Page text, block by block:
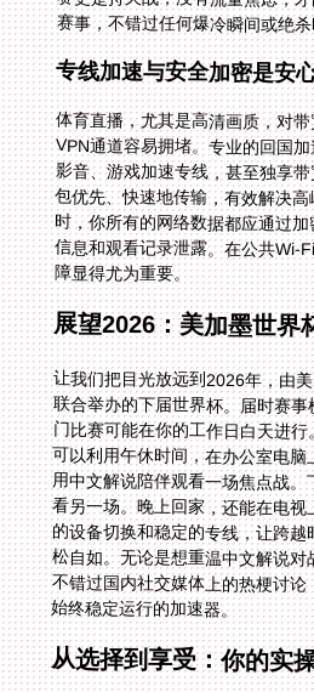
赛事，不错过任何爆冷瞬间或绝
专线加速与安全加密是安
体育直播，尤其是高清画质，对
VPN通道容易拥堵。专业的回国加
影音、游戏加速专线，甚至独享带
包优先、快速地传输，有效解决
时，你所有的网络数据都应通过加
信息和观看记录泄露。在公共Wi-
障显得尤为重要。
展望2026：美加墨世界
让我们把目光放远到2026年，由
联合举办的下届世界杯。届时赛事
门比赛可能在你的工作日白天进行
可以利用午休时间，在办公室电脑
用中文解说陪伴观看一场焦点战。
看另一场。晚上回家，还能在电视
的设备切换和稳定的专线，让跨越
松自如。无论是想重温中文解说对
不错过国内社交媒体上的热梗讨论
始终稳定运行的加速器。
从选择到享受：你的实